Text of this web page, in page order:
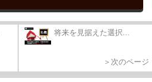
将来を見据えた選択...
＞次のページ